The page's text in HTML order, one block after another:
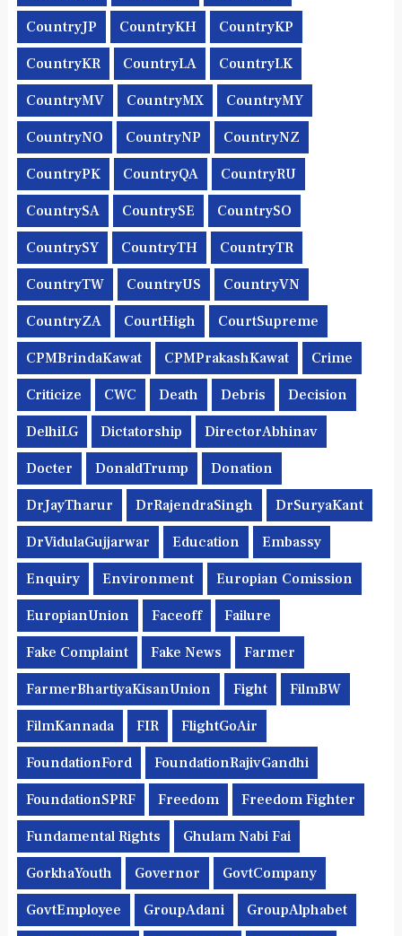
CountryJP CountryKH CountryKP
CountryKR CountryLA CountryLK
CountryMV CountryMX CountryMY
CountryNO CountryNP CountryNZ
CountryPK CountryQA CountryRU
CountrySA CountrySE CountrySO
CountrySY CountryTH CountryTR
CountryTW CountryUS CountryVN
CountryZA CourtHigh CourtSupreme
CPMBrindaKawat CPMPrakashKawat Crime
Criticize CWC Death Debris Decision
DelhiLG Dictatorship DirectorAbhinav
Docter DonaldTrump Donation
DrJayTharur DrRajendraSingh DrSuryaKant
DrVidulaGujjarwar Education Embassy
Enquiry Environment Europian Comission
EuropianUnion Faceoff Failure
Fake Complaint Fake News Farmer
FarmerBhartiyaKisanUnion Fight FilmBW
FilmKannada FIR FlightGoAir
FoundationFord FoundationRajivGandhi
FoundationSPRF Freedom Freedom Fighter
Fundamental Rights Ghulam Nabi Fai
GorkhaYouth Governor GovtCompany
GovtEmployee GroupAdani GroupAlphabet